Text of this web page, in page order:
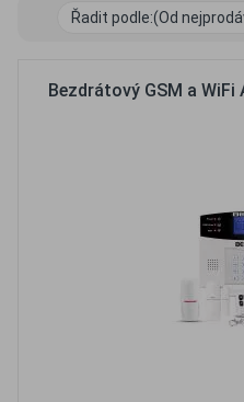
Řadit podle:(Od
Bezdrátový GSM a